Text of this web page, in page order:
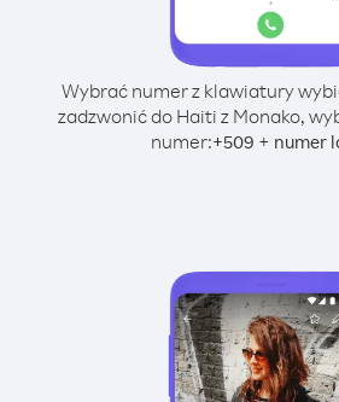
Wybrać numer z klawiatury
zadzwonić do Haiti z Monako,
numer:+509 + numer